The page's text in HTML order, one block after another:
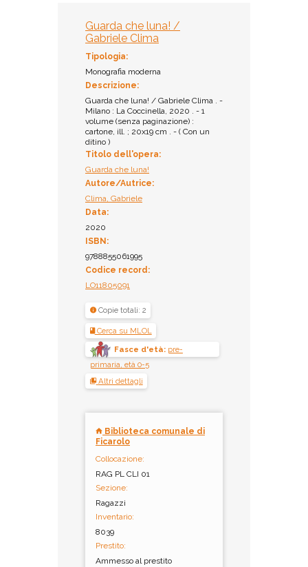
Ammesso al prestito
Guarda che luna! /
Gabriele Clima
Tipologia:
Monografia moderna
Descrizione:
Guarda che luna! / Gabriele Clima . -
Milano : La Coccinella, 2020 . - 1
volume (senza paginazione) :
cartone, ill. ; 20x19 cm . - ( Con un
ditino )
Titolo dell'opera:
Guarda che luna!
Autore/Autrice:
Clima, Gabriele
Data:
2020
ISBN:
9788855061995
Codice record:
LO11805091
Copie totali: 2
Cerca su MLOL
Fasce d'età: pre-
primaria, età 0-5
Altri dettagli
Biblioteca comunale di
Ficarolo
Collocazione:
RAG PL CLI 01
Sezione:
Ragazzi
Inventario:
8039
Prestito:
Ammesso al prestito